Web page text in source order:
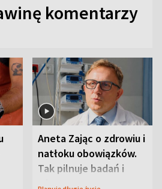
komentarzy
Aneta Zając o zdrowiu i
natłoku obowiązków.
Tak pilnuje badań i
wizyt